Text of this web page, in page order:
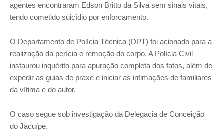
agentes encontraram Edson Britto da Silva sem sinais vitais,
tendo cometido suicídio por enforcamento.
O Departamento de Polícia Técnica (DPT) foi acionado para a
realização da perícia e remoção do corpo. A Polícia Civil
instaurou inquérito para apuração completa dos fatos, além de
expedir as guias de praxe e iniciar as intimações de familiares
da vítima e do autor.
O caso segue sob investigação da Delegacia de Conceição
do Jacuípe.